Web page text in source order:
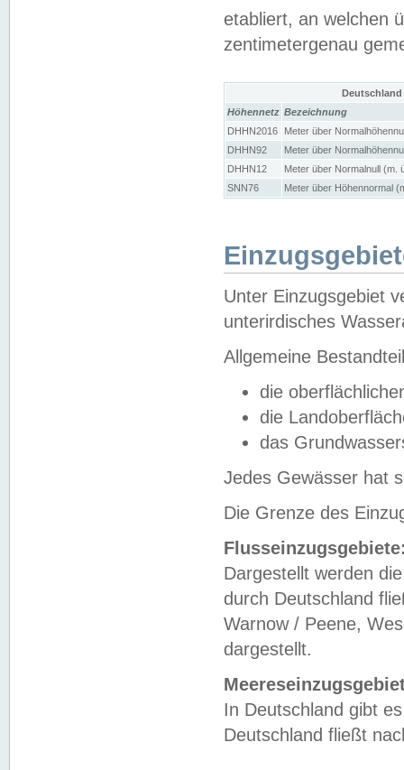
etabliert, an welchen
zentimetergenau
Höhennetz Bezeichnung
DHHN2016
Meter über
DHHN92
Meter über
DHHN12
Meter über Normalnull (m.
SNN76
Meter über Höhennormal
Unter Einzugsgebiet
unterirdisches
Allgemeine
die
die
das
Jedes Gewässer hat
Die Grenze des
Dargestellt werden
durch Deutschland
Warnow / Peene,
dargestellt.
In Deutschland gibt
Deutschland fließt